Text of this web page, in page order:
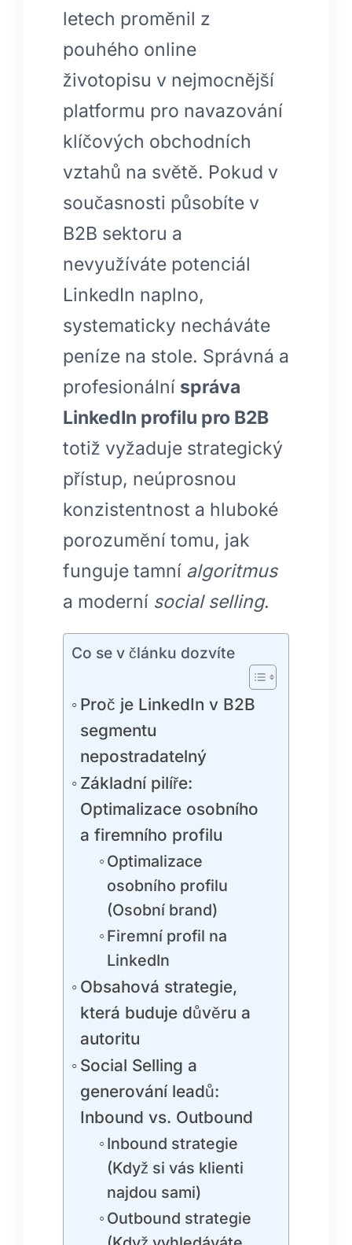
letech proměnil z
pouhého online
životopisu v nejmocnější
platformu pro navazování
klíčových obchodních
vztahů na světě. Pokud v
současnosti působíte v
B2B sektoru a
nevyužíváte potenciál
LinkedIn naplno,
systematicky necháváte
peníze na stole. Správná a
profesionální správa
LinkedIn profilu pro B2B
totiž vyžaduje strategický
přístup, neúprosnou
konzistentnost a hluboké
porozumění tomu, jak
funguje tamní algoritmus
a moderní social selling.
Co se v článku dozvíte
Proč je LinkedIn v B2B
segmentu
nepostradatelný
Základní pilíře:
Optimalizace osobního
a firemního profilu
Optimalizace
osobního profilu
(Osobní brand)
Firemní profil na
LinkedIn
Obsahová strategie,
která buduje důvěru a
autoritu
Social Selling a
generování leadů:
Inbound vs. Outbound
Inbound strategie
(Když si vás klienti
najdou sami)
Outbound strategie